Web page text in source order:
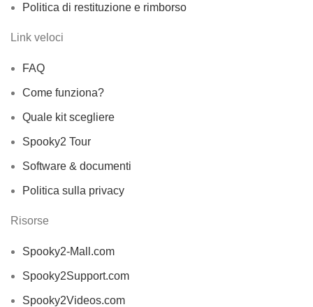
Politica di restituzione e rimborso
Link veloci
FAQ
Come funziona?
Quale kit scegliere
Spooky2 Tour
Software & documenti
Politica sulla privacy
Risorse
Spooky2-Mall.com
Spooky2Support.com
Spooky2Videos.com